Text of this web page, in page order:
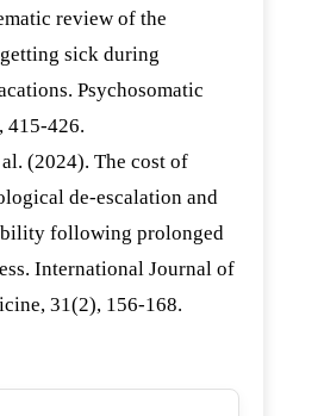
review of the
sick during
Psychosomatic
415-426.
(2024). The cost of
de-escalation and
following prolonged
International Journal of
31(2), 156-168.